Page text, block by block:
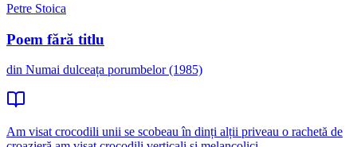
Petre Stoica
Poem fără titlu
din Numai dulceața porumbelor (1985)
Am visat crocodili unii se scobeau în dinți alții priveau o rachetă de